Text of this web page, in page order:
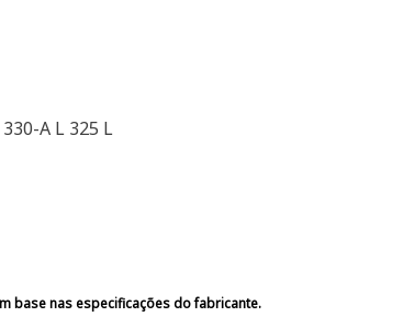
A L 325 L
base nas especificações do fabricante.